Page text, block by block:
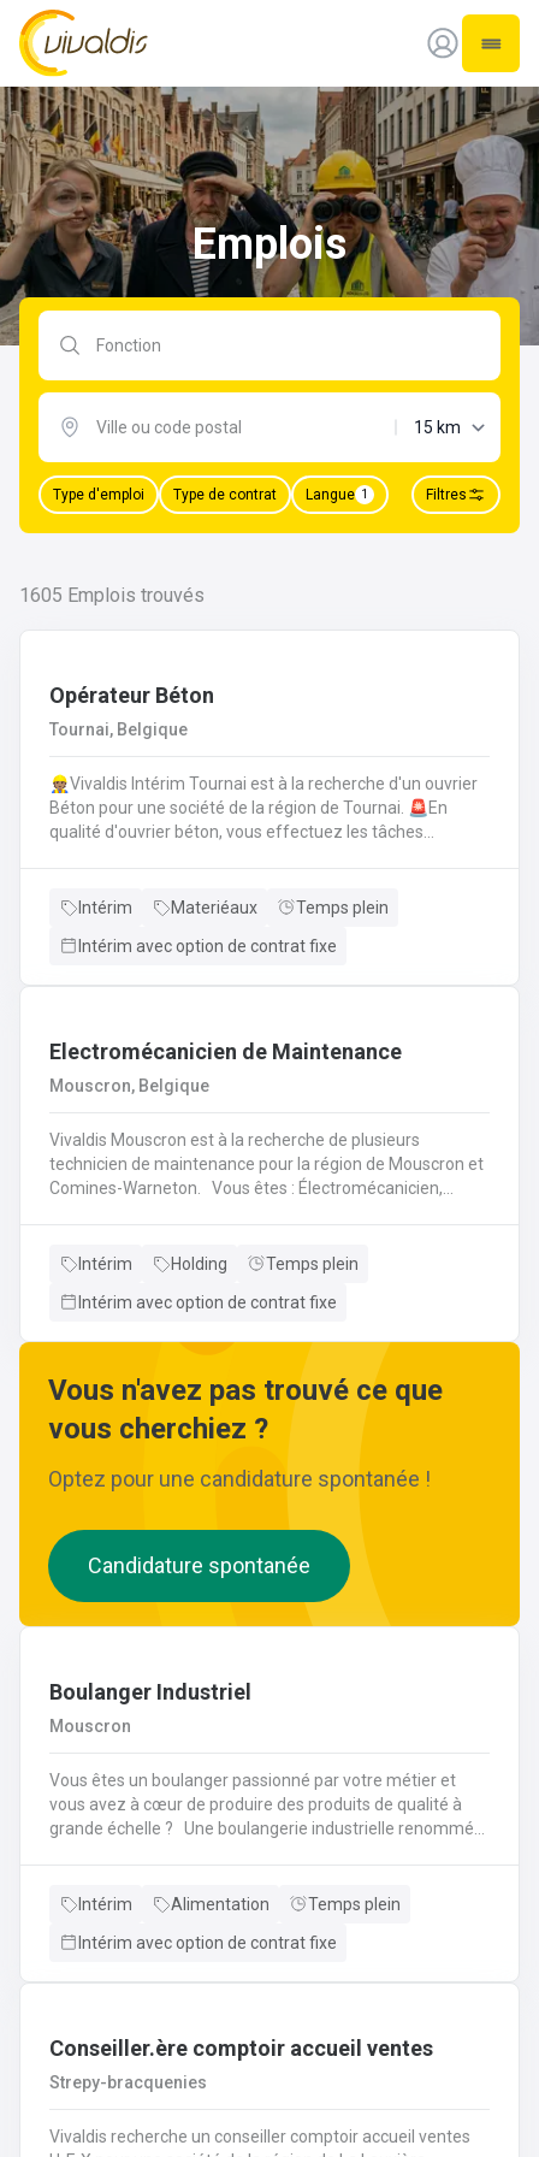
Vivaldis Interim
Ouvrir
Emplois
Rechercher par fonction
distance
Type d'emploi Type de contrat Langue 1 Filtres
1605 Emplois trouvés
Opérateur Béton
Tournai, Belgique
👷🏽Vivaldis Intérim Tournai est à la recherche d'un ouvrier
Béton pour une société de la région de Tournai. 🚨En
qualité d'ouvrier béton, vous effectuez les tâches
béton selon la fiche technique de fabrication.Décoffrage
tables de coffrages ainsi que des outils et de l'atelier.
Intérim Materiéaux
Temps plein
Intérim avec option de contrat fixe
Electromécanicien de Maintenance
Mouscron, Belgique
Vivaldis Mouscron est à la recherche de plusieurs
technicien de maintenance pour la région de Mouscron et
Comines-Warneton. Vous êtes : Électromécanicien,
dynamique et avec un package d'avantages à la clé, nous
des kilomètres, nous vous offrons la possibilité de
avec des horaires flexibles d'équipes. N'hésitez pas à
postuler sur notre site internet, plus d'informations sur le
profil ci-dessous :
Intérim Holding
Temps plein
Intérim avec option de contrat fixe
Vous n'avez pas trouvé ce que
vous cherchiez ?
Optez pour une candidature spontanée !
Candidature spontanée
Boulanger Industriel
Mouscron
Vous êtes un boulanger passionné par votre métier et
vous avez à cœur de produire des produits de qualité à
grande échelle ? Une boulangerie industrielle renommée
missions : Préparation et cuisson des produits : Vous
baguettes, brioches et autres produits de boulangerie en
de texture et d'apparence. Vous contrôlerez la cuisson et
qualité constante.Gestion des pâtes : Vous superviserez la
utilisation des machines de pétrissage et de
Intérim Alimentation
Temps plein
Intérim avec option de contrat fixe
Conseiller.ère comptoir accueil ventes
Strepy-bracquenies
Vivaldis recherche un conseiller comptoir accueil ventes